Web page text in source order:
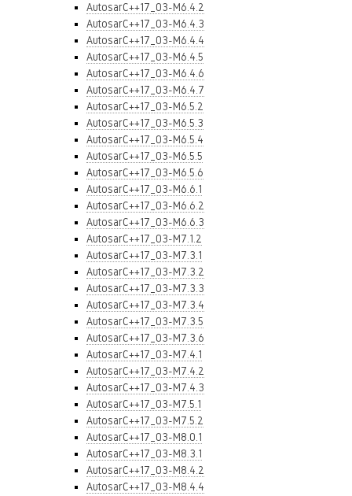
AutosarC++17_03-M6.4.2
AutosarC++17_03-M6.4.3
AutosarC++17_03-M6.4.4
AutosarC++17_03-M6.4.5
AutosarC++17_03-M6.4.6
AutosarC++17_03-M6.4.7
AutosarC++17_03-M6.5.2
AutosarC++17_03-M6.5.3
AutosarC++17_03-M6.5.4
AutosarC++17_03-M6.5.5
AutosarC++17_03-M6.5.6
AutosarC++17_03-M6.6.1
AutosarC++17_03-M6.6.2
AutosarC++17_03-M6.6.3
AutosarC++17_03-M7.1.2
AutosarC++17_03-M7.3.1
AutosarC++17_03-M7.3.2
AutosarC++17_03-M7.3.3
AutosarC++17_03-M7.3.4
AutosarC++17_03-M7.3.5
AutosarC++17_03-M7.3.6
AutosarC++17_03-M7.4.1
AutosarC++17_03-M7.4.2
AutosarC++17_03-M7.4.3
AutosarC++17_03-M7.5.1
AutosarC++17_03-M7.5.2
AutosarC++17_03-M8.0.1
AutosarC++17_03-M8.3.1
AutosarC++17_03-M8.4.2
AutosarC++17_03-M8.4.4